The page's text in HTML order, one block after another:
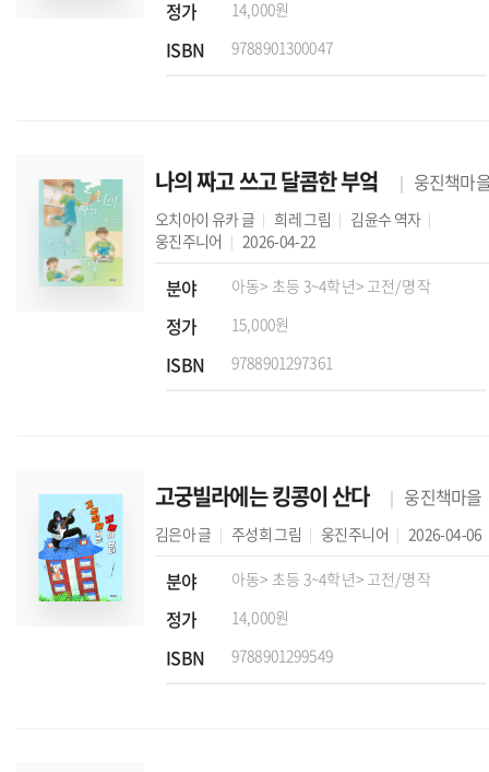
정가 14,000원
ISBN 9788901300047
나의 짜고 쓰고 달콤한 부엌 웅진책마
오치아이 유카글 희레그림 김윤수 역자
웅진주니어
2026-04-22
분야 아동> 초등 3~4학년> 고전/명작
정가 15,000원
ISBN 9788901297361
고궁빌라에는 킹콩이 산다 웅진책마을
김은아글 주성희그림 웅진주니어 2026-04-06
분야 아동> 초등 3~4학년> 고전/명작
정가 14,000원
ISBN 9788901299549